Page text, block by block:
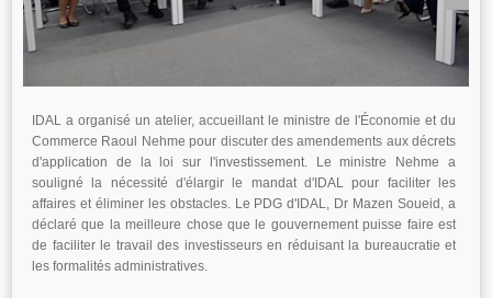
IDAL a organisé un atelier, accueillant le ministre de l'Économie et du
Commerce Raoul Nehme pour discuter des amendements aux décrets
d'application de la loi sur l'investissement. Le ministre Nehme a
souligné la nécessité d'élargir le mandat d'IDAL pour faciliter les
affaires et éliminer les obstacles. Le PDG d'IDAL, Dr Mazen Soueid, a
déclaré que la meilleure chose que le gouvernement puisse faire est
de faciliter le travail des investisseurs en réduisant la bureaucratie et
les formalités administratives.